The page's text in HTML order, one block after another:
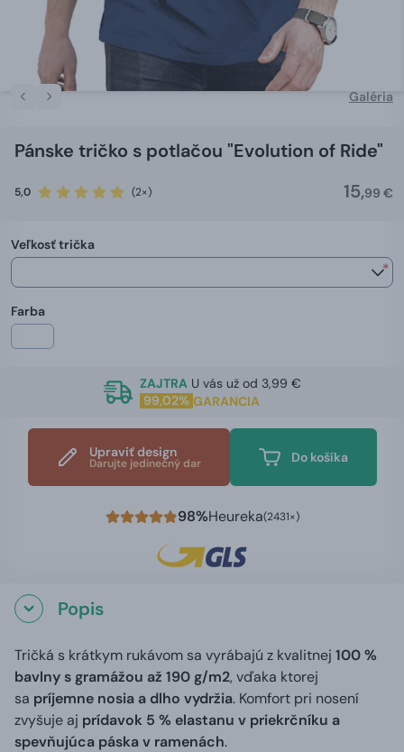
Galéria
Pánske tričko s potlačou "Evolution of Ride"
5,0 (2×) 15,99 €
Veľkosť trička
*
Farba
ZAJTRA U vás už od 3,99 €
99,02% GARANCIA
Upraviť design
Darujte jedinečný dar Do košíka
98%Heureka(2431×)
Popis
Tričká s krátkym rukávom sa vyrábajú z kvalitnej 100 %
bavlny s gramážou až 190 g/m2, vďaka ktorej
sa príjemne nosia a dlho vydržia. Komfort pri nosení
zvyšuje aj prídavok 5 % elastanu v priekrčníku a
spevňujúca páska v ramenách.